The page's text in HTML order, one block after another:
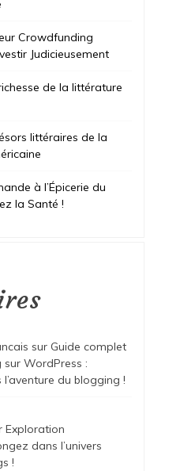
Crowdfunding
Judicieusement
de la littérature
littéraires de la
à l’Épicerie du
la Santé !
sur Guide complet
WordPress :
du blogging !
Exploration
dans l’univers
!